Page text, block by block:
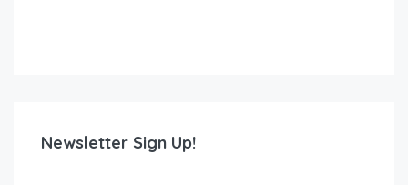
Newsletter Sign Up!